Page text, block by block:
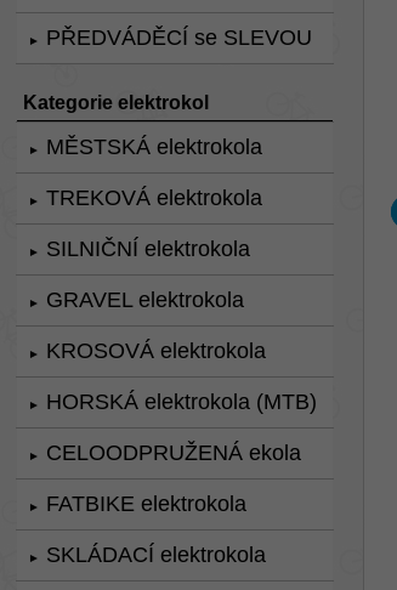
► PŘEDVÁDĚCÍ se SLEVOU
Kategorie elektrokol
► MĚSTSKÁ elektrokola
► TREKOVÁ elektrokola
► SILNIČNÍ elektrokola
► GRAVEL elektrokola
► KROSOVÁ elektrokola
► HORSKÁ elektrokola (MTB)
► CELOODPRUŽENÁ ekola
► FATBIKE elektrokola
► SKLÁDACÍ elektrokola